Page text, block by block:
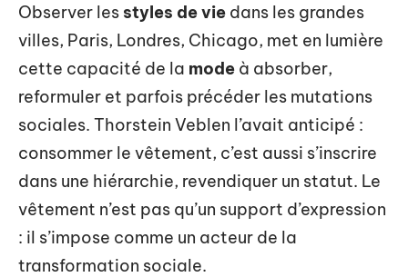
Observer les styles de vie dans les grandes
villes, Paris, Londres, Chicago, met en lumière
cette capacité de la mode à absorber,
reformuler et parfois précéder les mutations
sociales. Thorstein Veblen l’avait anticipé :
consommer le vêtement, c’est aussi s’inscrire
dans une hiérarchie, revendiquer un statut. Le
vêtement n’est pas qu’un support d’expression
: il s’impose comme un acteur de la
transformation sociale.